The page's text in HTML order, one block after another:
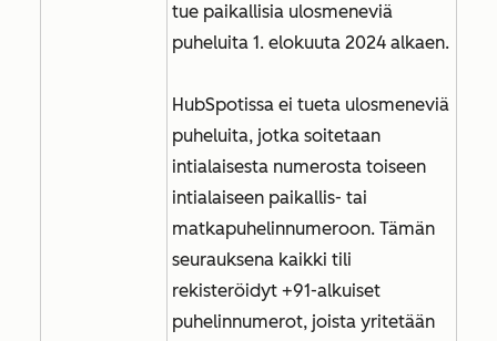
tue paikallisia ulosmeneviä
puheluita 1. elokuuta 2024 alkaen.
HubSpotissa ei tueta ulosmeneviä
puheluita, jotka soitetaan
intialaisesta numerosta toiseen
intialaiseen paikallis- tai
matkapuhelinnumeroon. Tämän
seurauksena kaikki tili
rekisteröidyt +91-alkuiset
puhelinnumerot, joista yritetään